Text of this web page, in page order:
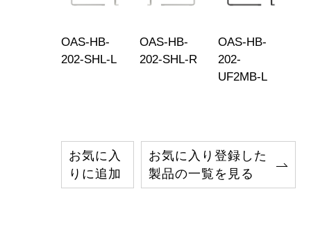
OAS-HB-
202-SHL-L
OAS-HB-
202-SHL-R
OAS-HB-
202-
UF2MB-L
お気に入
りに追加
お気に入り登録した
製品の一覧を見る